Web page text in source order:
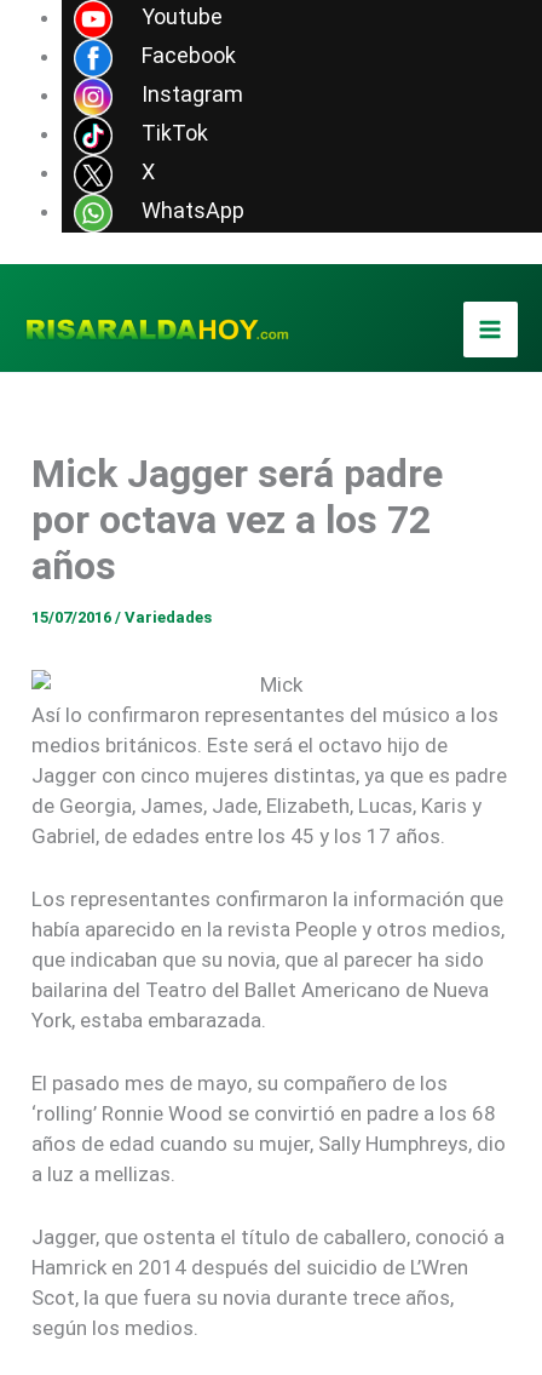
Youtube
Facebook
Instagram
TikTok
X
WhatsApp
contenido
Mick Jagger será padre
por octava vez a los 72
años
15/07/2016/Variedades
Así lo confirmaron representantes del músico a los
medios británicos. Este será el octavo hijo de
Jagger con cinco mujeres distintas, ya que es padre
de Georgia, James, Jade, Elizabeth, Lucas, Karis y
Gabriel, de edades entre los 45 y los 17 años.
Los representantes confirmaron la información que
había aparecido en la revista People y otros medios,
que indicaban que su novia, que al parecer ha sido
bailarina del Teatro del Ballet Americano de Nueva
York, estaba embarazada.
El pasado mes de mayo, su compañero de los
‘rolling’ Ronnie Wood se convirtió en padre a los 68
años de edad cuando su mujer, Sally Humphreys, dio
a luz a mellizas.
Jagger, que ostenta el título de caballero, conoció a
Hamrick en 2014 después del suicidio de L’Wren
Scot, la que fuera su novia durante trece años,
según los medios.